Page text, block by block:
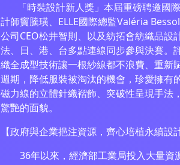
「時裝設計新人獎」本屆重磅聘邀國
計師竇騰璜、ELLE國際總監Valéria
公司CEO松井智則、以及紡拓會紡織品
法、日、港、台多點連線同步參與決賽。
織全成型技術讓一根紗線都不浪費、重新
週期，降低服裝被淘汰的機會，珍愛擁有
磁力線的立體針織褶飾、突破性呈現手法
驚艷的面貌。
【政府與企業挹注資源，齊心培植永續設
36年以來，經濟部工業局投入大量資